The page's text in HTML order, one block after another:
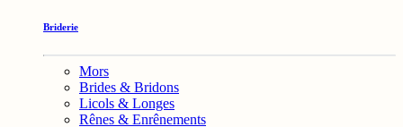
Briderie
Mors
Brides & Bridons
Licols & Longes
Rênes & Enrênements